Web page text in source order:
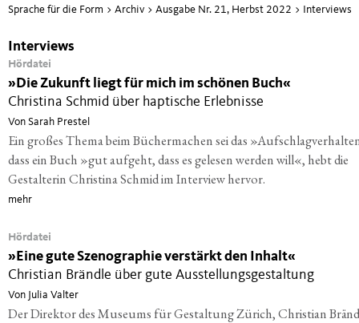
Sprache für die Form > Archiv > Ausgabe Nr. 21, Herbst 2022 > Interviews
Interviews
Hördatei
» Die Zukunft liegt für mich im schönen Buch«
Christina Schmid über haptische Erlebnisse
Von Sarah Prestel
Ein großes Thema beim Büchermachen sei das
dass ein Buch »gut aufgeht, dass es gelesen werden will«, hebt die
Gestalterin Christina Schmid im Interview hervor.
mehr
Hördatei
» Eine gute Szenographie verstärkt den Inhalt«
Christian Brändle über gute Ausstellungsgestaltung
Von Julia Valter
Der Direktor des Museums für Gestaltung Zürich, Christian